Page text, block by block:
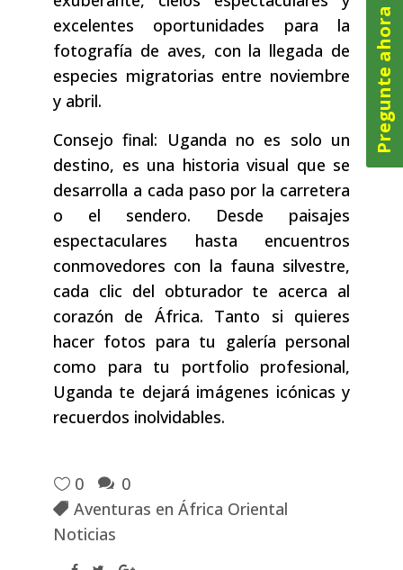
excelentes oportunidades para la
fotografía de aves, con la llegada de
especies migratorias entre noviembre
y abril.
Consejo final: Uganda no es solo un
destino, es una historia visual que se
desarrolla a cada paso por la carretera
o el sendero. Desde paisajes
espectaculares hasta encuentros
conmovedores con la fauna silvestre,
cada clic del obturador te acerca al
corazón de África. Tanto si quieres
hacer fotos para tu galería personal
como para tu portfolio profesional,
Uganda te dejará imágenes icónicas y
recuerdos inolvidables.
0
0
Aventuras en África Oriental
Noticias
Pregunte ahora